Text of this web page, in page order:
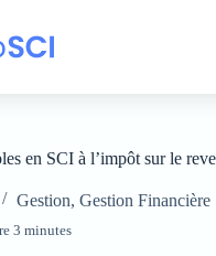
en SCI à l’impôt sur le
Gestion, Gestion Financière
3 minutes